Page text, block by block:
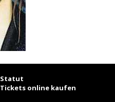
Statut
Tickets online kaufen